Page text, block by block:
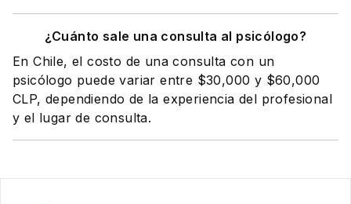
¿Cuánto sale una consulta al psicólogo?
En Chile, el costo de una consulta con un
psicólogo puede variar entre $30,000 y $60,000
CLP, dependiendo de la experiencia del profesional
y el lugar de consulta.